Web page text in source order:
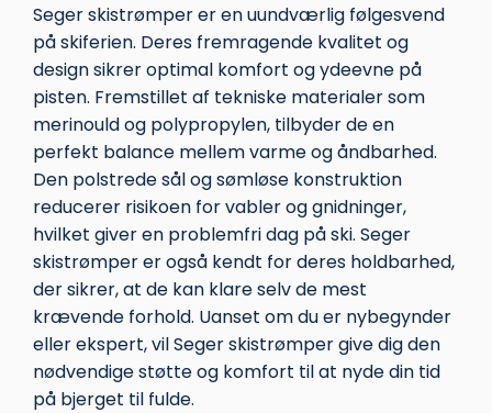
varesiden
varesiden
Seger skistrømper er en uundværlig følgesvend
på skiferien. Deres fremragende kvalitet og
design sikrer optimal komfort og ydeevne på
pisten. Fremstillet af tekniske materialer som
merinould og polypropylen, tilbyder de en
perfekt balance mellem varme og åndbarhed.
Den polstrede sål og sømløse konstruktion
reducerer risikoen for vabler og gnidninger,
hvilket giver en problemfri dag på ski. Seger
skistrømper er også kendt for deres holdbarhed,
der sikrer, at de kan klare selv de mest
krævende forhold. Uanset om du er nybegynder
eller ekspert, vil Seger skistrømper give dig den
nødvendige støtte og komfort til at nyde din tid
på bjerget til fulde.